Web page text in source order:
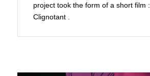
project took the form of a short film :
Clignotant.